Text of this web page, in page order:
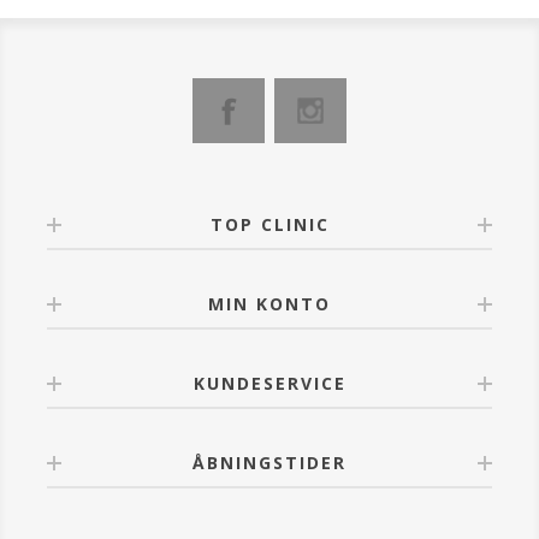
TOP CLINIC
MIN KONTO
KUNDESERVICE
ÅBNINGSTIDER